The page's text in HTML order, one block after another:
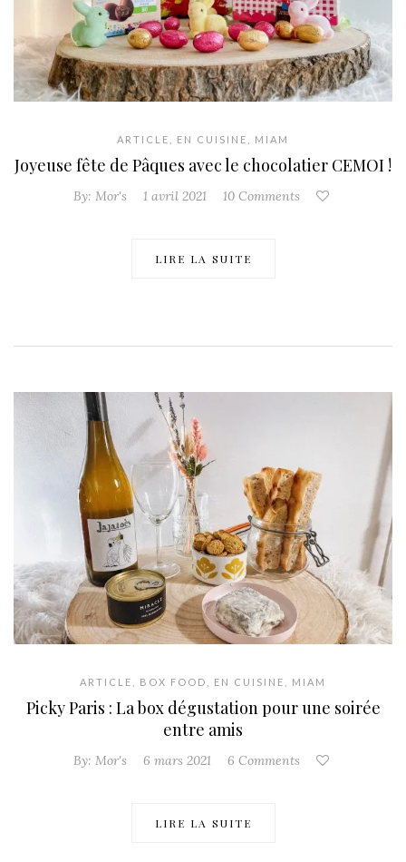
ARTICLE EN CUISINE MIAM
Joyeuse fête de Pâques avec le chocolatier CEMOI !
By: Mor's 1 avril 2021 10 Comments
LIRE LA SUITE
ARTICLE BOX FOOD EN CUISINE MIAM
Picky Paris : La box dégustation pour une soirée
entre amis
By: Mor's 6 mars 2021 6 Comments
LIRE LA SUITE